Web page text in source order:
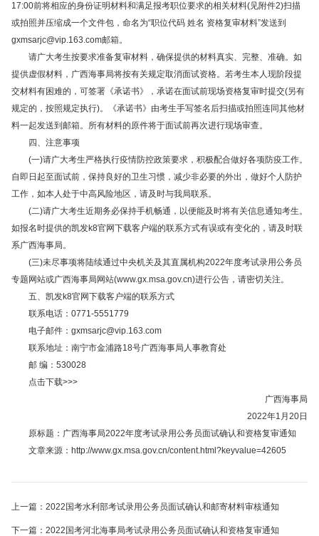
17:00前将相应的身份证明材料和满足报考职位要求的相关材料(见附件2)扫描
或拍照并压缩成一个文件包，命名为“职位代码 姓名 资格复审材料”发送到
gxmsarjc@vip.163.com邮箱。
请广大考生按要求准备复审材料，确保提供的材料真实、完整、准确。如
提供虚假材料，广西海事局将按有关规定取消面试资格。若考生本人现阶段提
交材料有困难的，可签署《承诺书》，承诺在面试前现场资格复审时提交(另有
规定的，按照规定执行)。《承诺书》由考生手写签名后扫描或拍照连同其他材
料一起发送到邮箱。所有材料的原件将于面试前再次进行现场审查。
四、注意事项
(一)请广大考生严格执行疫情防控政策要求，积极配合做好各项防疫工作。
自即日起至面试前，保持良好的卫生习惯，减少非必要的外出，做好个人防护
工作，如本人处于中高风险地区，请及时与我局联系。
(二)请广大考生近期务必保持手机畅通，以便能及时将有关信息通知考生。
如报名时提供的凯发k8官网下载客户端的联系方式有误或有变化的，请及时联
系广西海事局。
(三)未尽事项将陆续通过中央机关及其直属机构2022年度考试录用公务员
专题网站或广西海事局网站(www.gx.msa.gov.cn)进行公告，请密切关注。
五、凯发k8官网下载客户端的联系方式
联系电话：0771-5551779
电子邮件： gxmsarjc@vip.163.com
联系地址：南宁市金浦路18号广西海事局人事教育处
邮 编：530028
点击下载>>>
广西海事局
2022年1月20日
原标题：广西海事局2022年度考试录用公务员面试确认和资格复审通知
文章来源：http://www.gx.msa.gov.cn/content.html?keyvalue=42605
上一篇：2022国考水利部考试录用公务员面试确认和邮寄材料审核通知
下一篇：2022国考河北海事局考试录用公务员面试确认和资格复审通知